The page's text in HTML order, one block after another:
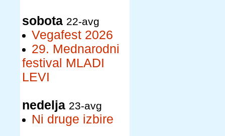
sobota 22-avg
Vegafest 2026
29. Mednarodni
festival MLADI
LEVI
nedelja 23-avg
Ni druge izbire